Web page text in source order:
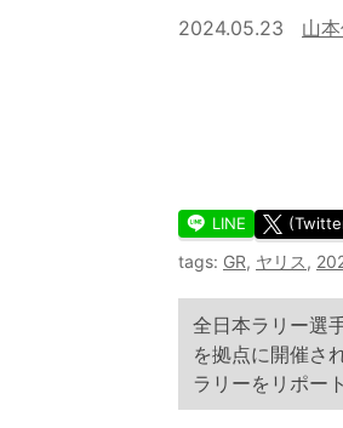
2024.05.23 山
LINE
tags: GR, ヤリス,
全日本ラリー選
を拠点に開催さ
ラリーをリポー